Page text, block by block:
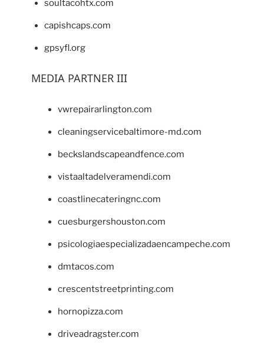
soultacohtx.com
capishcaps.com
gpsyfl.org
MEDIA PARTNER III
vwrepairarlington.com
cleaningservicebaltimore-md.com
beckslandscapeandfence.com
vistaaltadelveramendi.com
coastlinecateringnc.com
cuesburgershouston.com
psicologiaespecializadaencampeche.com
dmtacos.com
crescentstreetprinting.com
hornopizza.com
driveadragster.com